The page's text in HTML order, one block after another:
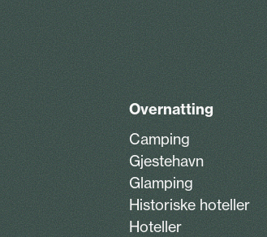
Overnatting
Camping
Gjestehavn
Glamping
Historiske hoteller
Hoteller